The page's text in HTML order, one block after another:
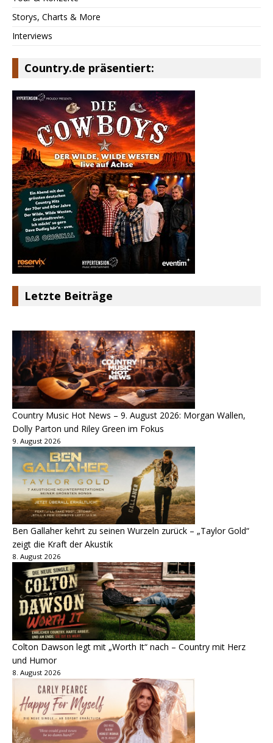
Storys, Charts & More
Interviews
Country.de präsentiert:
Letzte Beiträge
Country Music Hot News – 9. August 2026: Morgan Wallen,
Dolly Parton und Riley Green im Fokus
9. August 2026
Ben Gallaher kehrt zu seinen Wurzeln zurück – „Taylor Gold“
zeigt die Kraft der Akustik
8. August 2026
Colton Dawson legt mit „Worth It“ nach – Country mit Herz
und Humor
8. August 2026